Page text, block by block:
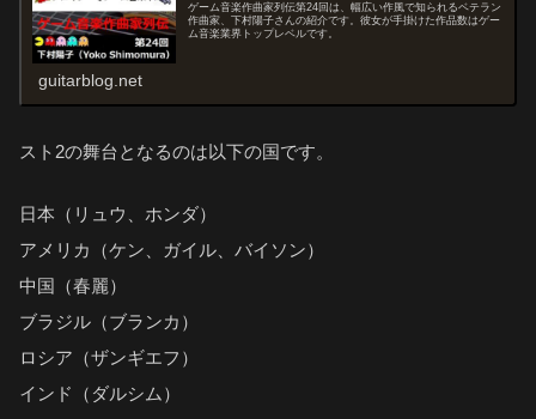
ゲーム音楽作曲家列伝第24回は、幅広い作風で知られるベテラン
作曲家、下村陽子さんの紹介です。彼女が手掛けた作品数はゲー
ム音楽業界トップレベルです。
guitarblog.net
スト2の舞台となるのは以下の国です。
日本（リュウ、ホンダ）
アメリカ（ケン、ガイル、バイソン）
中国（春麗）
ブラジル（ブランカ）
ロシア（ザンギエフ）
インド（ダルシム）